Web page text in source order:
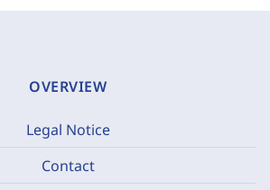
OVERVIEW
Legal Notice
Contact